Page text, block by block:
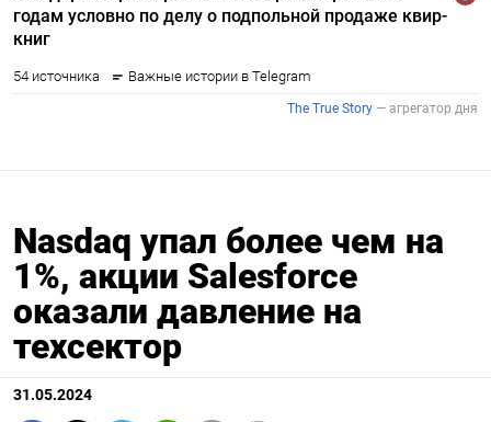
Nasdaq упал более чем на
1%, акции Salesforce
оказали давление на
техсектор
31.05.2024